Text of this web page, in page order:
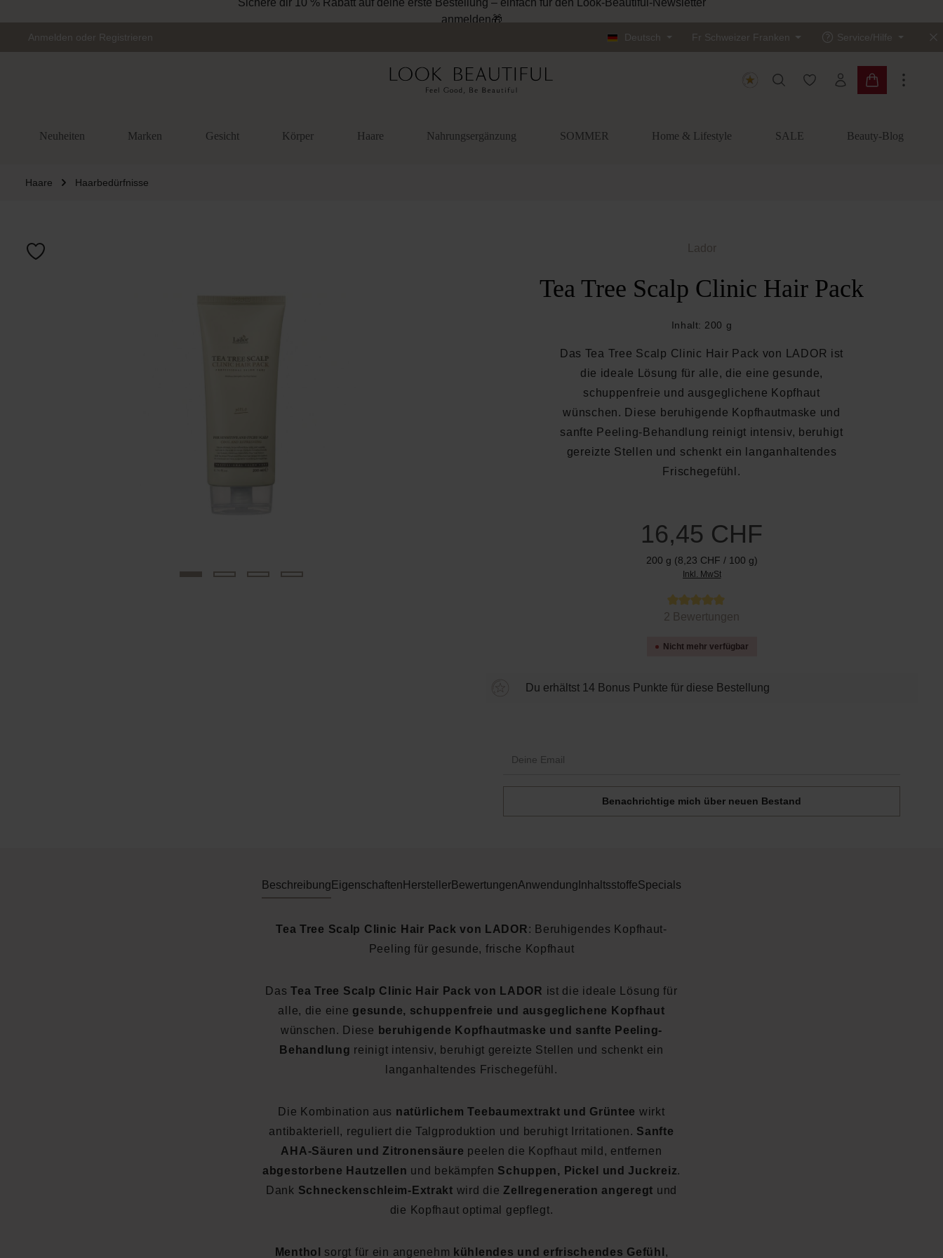
Sichere dir 10 % Rabatt auf deine erste Bestellung – einfach für den Look-Beautiful-Newsletter
anmelden🎁
Anmelden oder Registrieren Deutsch Fr Schweizer Franken Service/Hilfe
Du hast 0 Produkte auf
Warenkorb
Neuheiten Marken Gesicht Körper Haare Nahrungsergänzung SOMMER Home & Lifestyle SALE Beauty-Blog
Haare Haarbedürfnisse
Lador
Tea Tree Scalp Clinic Hair Pack
Inhalt: 200 g
Das Tea Tree Scalp Clinic Hair Pack von LADOR ist
die ideale Lösung für alle, die eine gesunde,
schuppenfreie und ausgeglichene Kopfhaut
wünschen. Diese beruhigende Kopfhautmaske und
sanfte Peeling-Behandlung reinigt intensiv, beruhigt
gereizte Stellen und schenkt ein langanhaltendes
Frischegefühl.
16,45 CHF
200 g (8,23 CHF / 100 g)
Inkl. MwSt
Durchschnittliche Bewertung von 5 von 5 Sternen
2 Bewertungen
Nicht mehr verfügbar
Du erhältst 14 Bonus Punkte für diese Bestellung
Benachrichtige mich über neuen Bestand
Beschreibung Eigenschaften HerstellerBewertungenAnwendung InhaltsstoffeSpecials
Tea Tree Scalp Clinic Hair Pack von LADOR: Beruhigendes Kopfhaut-
Peeling für gesunde, frische Kopfhaut
DasTea Tree Scalp Clinic Hair Pack von LADOR ist die ideale Lösung für
alle, die eine gesunde, schuppenfreie und ausgeglichene Kopfhaut
wünschen. Diese beruhigende Kopfhautmaske und sanfte Peeling-
Behandlung reinigt intensiv, beruhigt gereizte Stellen und schenkt ein
langanhaltendes Frischegefühl.
Die Kombination aus natürlichem Teebaumextrakt und Grüntee wirkt
antibakteriell, reguliert die Talgproduktion und beruhigt Irritationen. Sanfte
AHA-Säuren und Zitronensäure peelen die Kopfhaut mild, entfernen
abgestorbene Hautzellen und bekämpfen Schuppen, Pickel und Juckreiz.
Dank Schneckenschleim-Extrakt wird dieZellregeneration angeregt und
die Kopfhaut optimal gepflegt.
Menthol sorgt für ein angenehm kühlendes und erfrischendes Gefühl ,